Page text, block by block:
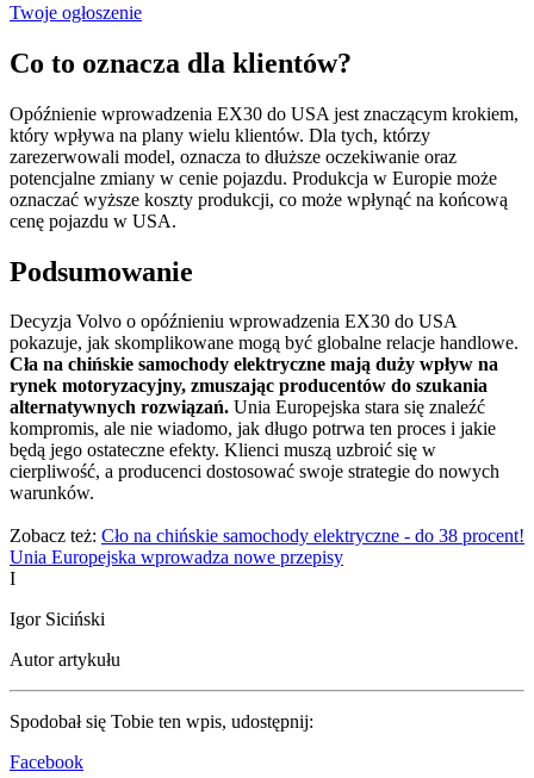
Twoje ogłoszenie
Co to oznacza dla klientów?
Opóźnienie wprowadzenia EX30 do USA jest znaczącym krokiem,
który wpływa na plany wielu klientów. Dla tych, którzy
zarezerwowali model, oznacza to dłuższe oczekiwanie oraz
potencjalne zmiany w cenie pojazdu. Produkcja w Europie może
oznaczać wyższe koszty produkcji, co może wpłynąć na końcową
cenę pojazdu w USA.
Podsumowanie
Decyzja Volvo o opóźnieniu wprowadzenia EX30 do USA
pokazuje, jak skomplikowane mogą być globalne relacje handlowe.
Cła na chińskie samochody elektryczne mają duży wpływ na
rynek motoryzacyjny, zmuszając producentów do szukania
alternatywnych rozwiązań. Unia Europejska stara się znaleźć
kompromis, ale nie wiadomo, jak długo potrwa ten proces i jakie
będą jego ostateczne efekty. Klienci muszą uzbroić się w
cierpliwość, a producenci dostosować swoje strategie do nowych
warunków.
Zobacz też: Cło na chińskie samochody elektryczne - do 38 procent!
Unia Europejska wprowadza nowe przepisy
I
Igor Siciński
Autor artykułu
Spodobał się Tobie ten wpis, udostępnij:
Facebook